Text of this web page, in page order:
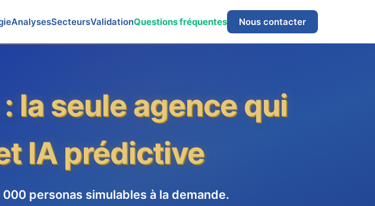
AnalysesSecteursValidationQuestions fréquentes Nous contacter
la seule agence qui
IA prédictive
personas simulables à la demande.